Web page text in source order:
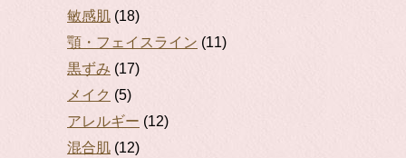
敏感肌 (18)
顎・フェイスライン (11)
黒ずみ (17)
メイク (5)
アレルギー (12)
混合肌 (12)